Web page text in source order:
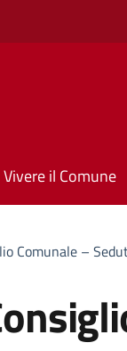
Vivere il Comune
Comunale –